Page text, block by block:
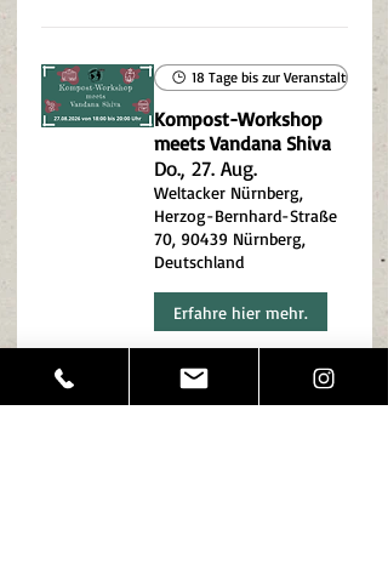
18 Tage bis zur Veranstaltung
Kompost-Workshop
meets Vandana Shiva
Do., 27. Aug.
Weltacker Nürnberg,
Herzog-Bernhard-Straße
70, 90439 Nürnberg,
Deutschland
Erfahre hier mehr.